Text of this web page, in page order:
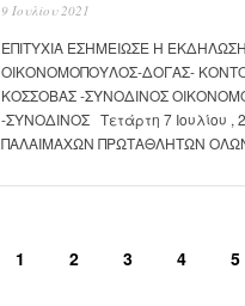
9 Ιουλίου 2021
ΕΠΙΤΥΧΙΑ ΕΣΗΜΕΙΩΣΕ Η
ΟΙΚΟΝΟΜΟΠΟΥΛΟΣ-ΔΟΓΑΣ-
ΚΟΣΣΟΒΑΣ -ΣΥΝΟΔΙΝΟΣ
-ΣΥΝΟΔΙΝΟΣ Τετάρτη 7 Ιουλίου
ΠΑΛΑΙΜΑΧΩΝ ΠΡΩΤΑΘΛΗΤΩΝ
1 2 3 4 5